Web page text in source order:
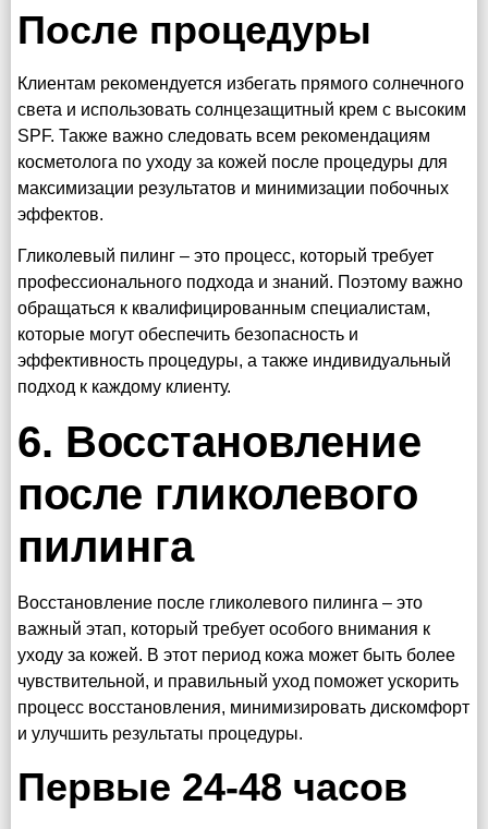
После процедуры
Клиентам рекомендуется избегать прямого солнечного
света и использовать солнцезащитный крем с высоким
SPF. Также важно следовать всем рекомендациям
косметолога по уходу за кожей после процедуры для
максимизации результатов и минимизации побочных
эффектов.
Гликолевый пилинг – это процесс, который требует
профессионального подхода и знаний. Поэтому важно
обращаться к квалифицированным специалистам,
которые могут обеспечить безопасность и
эффективность процедуры, а также индивидуальный
подход к каждому клиенту.
6. Восстановление
после гликолевого
пилинга
Восстановление после гликолевого пилинга – это
важный этап, который требует особого внимания к
уходу за кожей. В этот период кожа может быть более
чувствительной, и правильный уход поможет ускорить
процесс восстановления, минимизировать дискомфорт
и улучшить результаты процедуры.
Первые 24-48 часов